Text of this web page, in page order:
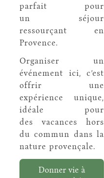
parfait pour
un séjour
ressourçant en
Provence.
Organiser un
événement ici, c’est
offrir une
expérience unique,
idéale pour
des vacances hors
du commun dans la
nature provençale.
Donner vie à